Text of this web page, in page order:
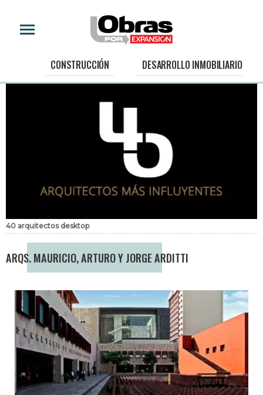
CONSTRUCCIÓN DESARROLLO INMOBILIARIO
40 arquitectos desktop
ARQS. MAURICIO, ARTURO Y JORGE ARDITTI